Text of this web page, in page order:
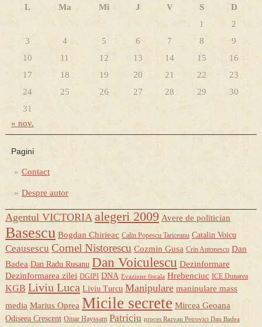
L Ma Mi J V S
D
1
2
3
4 5 6 7 8
9
10
11 12 13 14 15
16
17
18 19 20 21 22
23
24
25 26 27 28 29
30
31
« nov.
Pagini
Contact
Despre autor
Agentul VICTORIA alegeri 2009 Avere de politician
Basescu Bogdan Chirieac Calin Popescu Tariceanu Catalin Voicu
Ceausescu Cornel Nistorescu Cozmin Gusa Crin Antonescu Dan
Badea Dan Radu Rusanu Dan Voiculescu Dezinformare
Dezinformarea zilei DGIPI DNA Evaziune fiscala Hrebenciuc ICE Dunarea
KGB Liviu Luca Liviu Turcu Manipulare manipulare mass
media Marius Oprea Micile secrete Mircea Geoana
Odiseea Crescent Omar Hayssam Patriciu proces Razvan Petrovici Dan Badea